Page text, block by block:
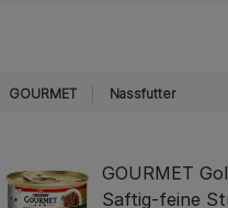
GOURMET Nassfutter
GOURMET
Saftig-feine